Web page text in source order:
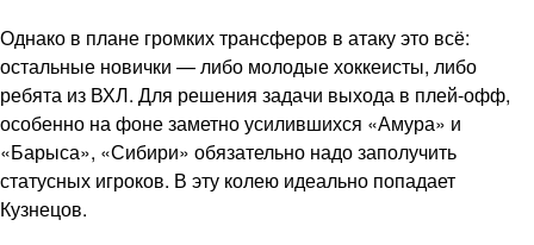
Однако в плане громких трансферов в атаку это всё:
остальные новички — либо молодые хоккеисты, либо
ребята из ВХЛ. Для решения задачи выхода в плей-офф,
особенно на фоне заметно усилившихся «Амура» и
«Барыса», «Сибири» обязательно надо заполучить
статусных игроков. В эту колею идеально попадает
Кузнецов.